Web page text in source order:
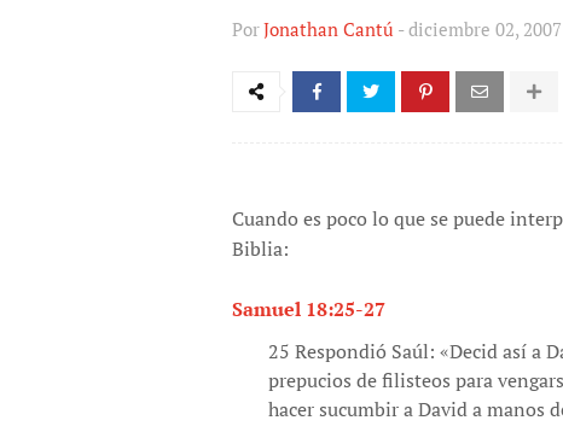
PorJonathan Cantú -diciembre 02, 2007
Cuando es poco lo que se puede
Biblia:
Samuel 18:25-27
25 Respondió Saúl: «Decid así a
prepucios de filisteos para
hacer sucumbir a David a manos